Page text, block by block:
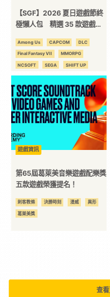
元
｜
3C
科
技
全
方
位
【SGF】2026 夏日遊戲節終
極懶人包 精選 35 款遊戲最
Among Us CAPCOM DLC
Final Fantasy VII MMORPG
NCSOFT SEGA SHIFT UP
SQUARE ENIX 光榮特庫摩 劍星
動作遊戲 卡普空 古裝
墮落之王 夏日遊戲節 多人合作
奪魂鋸 幻獸帕魯 忍者龜
快打旋風 恐怖 恐怖生存
惡靈古堡 改編
星際大戰 機動戰士鋼彈
歸唐 汪達與巨象
開放世界 魔物獵人
遊戲資訊
第65屆葛萊美音樂遊戲配樂獎
五款遊戲榮獲提名！
刺客教條 決勝時刻 漫威 異形
葛萊美獎
查